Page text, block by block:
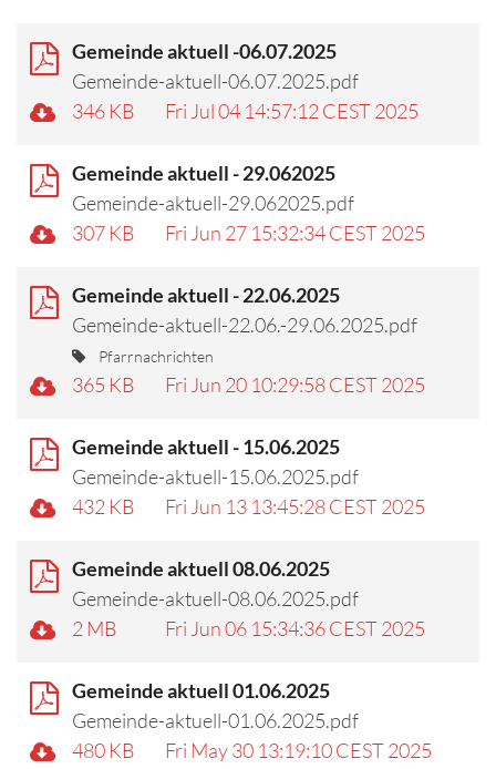
Gemeinde aktuell -06.07.2025
Gemeinde-aktuell-06.07.2025.pdf
346 KB
Fri Jul 04 14:57:12 CEST 2025
Gemeinde aktuell - 29.062025
Gemeinde-aktuell-29.062025.pdf
307 KB
Fri Jun 27 15:32:34 CEST 2025
Gemeinde aktuell - 22.06.2025
Gemeinde-aktuell-22.06.-29.06.2025.pdf
Pfarrnachrichten
365 KB Fri Jun 20 10:29:58 CEST 2025
Gemeinde aktuell - 15.06.2025
Gemeinde-aktuell-15.06.2025.pdf
432 KB
Fri Jun 13 13:45:28 CEST 2025
Gemeinde aktuell 08.06.2025
Gemeinde-aktuell-08.06.2025.pdf
2 MB
Fri Jun 06 15:34:36 CEST 2025
Gemeinde aktuell 01.06.2025
Gemeinde-aktuell-01.06.2025.pdf
480 KB
Fri May 30 13:19:10 CEST 2025